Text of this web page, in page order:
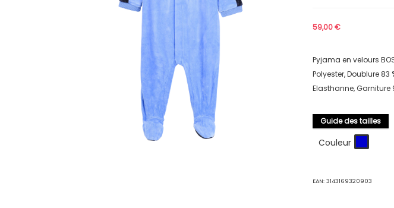
59,00€
Pyjama en velours
Polyester, Doublure 83
Elasthanne, Garniture
Guide des tailles
Couleur
EAN:3143169320903